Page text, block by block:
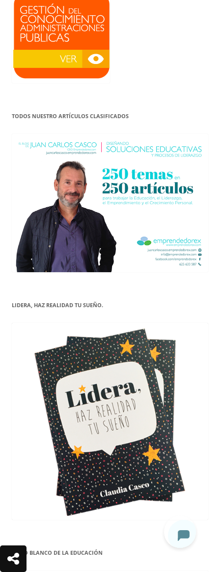
TODOS NUESTRO ARTÍCULOS CLASIFICADOS
LIDERA, HAZ REALIDAD TU SUEÑO.
LIBRO BLANCO DE LA EDUCACIÓN